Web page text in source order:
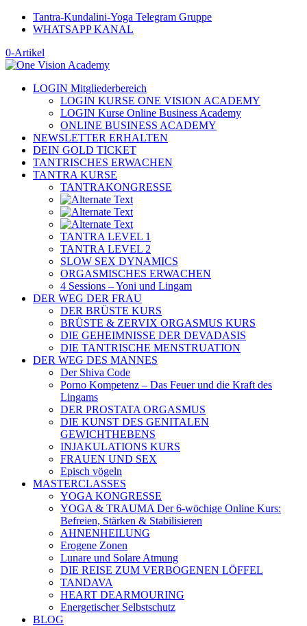
Tantra-Kundalini-Yoga Telegram Gruppe
WHATSAPP KANAL
0-Artikel
LOGIN Mitgliederbereich
LOGIN KURSE ONE VISION ACADEMY
LOGIN Kurse Online Business Academy
ONLINE BUSINESS ACADEMY
NEWSLETTER ERHALTEN
DEIN GOLD TICKET
TANTRISCHES ERWACHEN
TANTRA KURSE
TANTRAKONGRESSE
TANTRA LEVEL 1
TANTRA LEVEL 2
SLOW SEX DYNAMICS
ORGASMISCHES ERWACHEN
4 Sessions – Yoni und Lingam
DER WEG DER FRAU
DER BRÜSTE KURS
BRÜSTE & ZERVIX ORGASMUS KURS
DIE GEHEIMNISSE DER DEVADASIS
DIE TANTRISCHE MENSTRUATION
DER WEG DES MANNES
Der Shiva Code
Porno Kompetenz – Das Feuer und die Kraft des
Lingams
DER PROSTATA ORGASMUS
DIE KUNST DES GENITALEN
GEWICHTHEBENS
INJAKULATIONS KURS
FRAUEN UND SEX
Episch vögeln
MASTERCLASSES
YOGA KONGRESSE
YOGA & TRAUMA Der 6‑wöchige Online Kurs:
Befreien, Stärken & Stabilisieren
AHNENHEILUNG
Erogene Zonen
Lunare und Solare Atmung
DIE REISE ZUM VERBOGENEN LÖFFEL
TANDAVA
HEART DEARMOURING
Energetischer Selbstschutz
BLOG